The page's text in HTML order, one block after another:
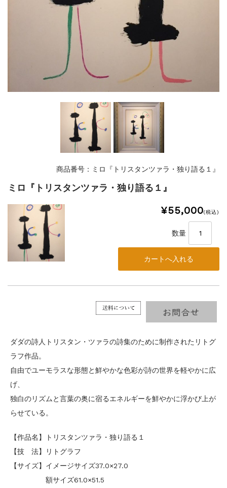
商品番号：ミロ『トリスタンツァラ・独り語る１』
ミロ『トリスタンツァラ・独り語る１』
¥55,000(税込)
数量
ダダの詩人トリスタン・ツァラの詩集のために制作されたリトグ
ラフ作品。
自由でユーモラスな形態と鮮やかな色彩が詩の世界を軽やかに広
げ、
独白のリズムと言葉の奥に宿るエネルギーを鮮やかに浮かび上が
らせている。
【作品名】トリスタンツァラ・独り語る１
【技 法】リトグラフ
【サイズ】イメージサイズ37.0×27.0
額サイズ61.0×51.5